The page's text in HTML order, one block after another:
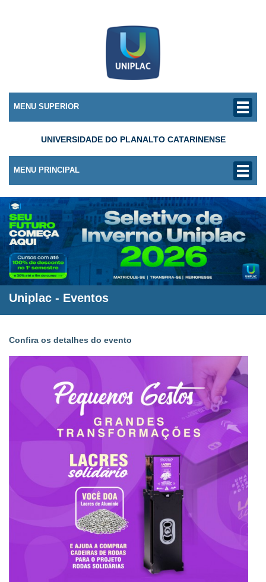
MENU SUPERIOR
UNIVERSIDADE DO PLANALTO CATARINENSE
MENU PRINCIPAL
Uniplac - Eventos
Confira os detalhes do evento